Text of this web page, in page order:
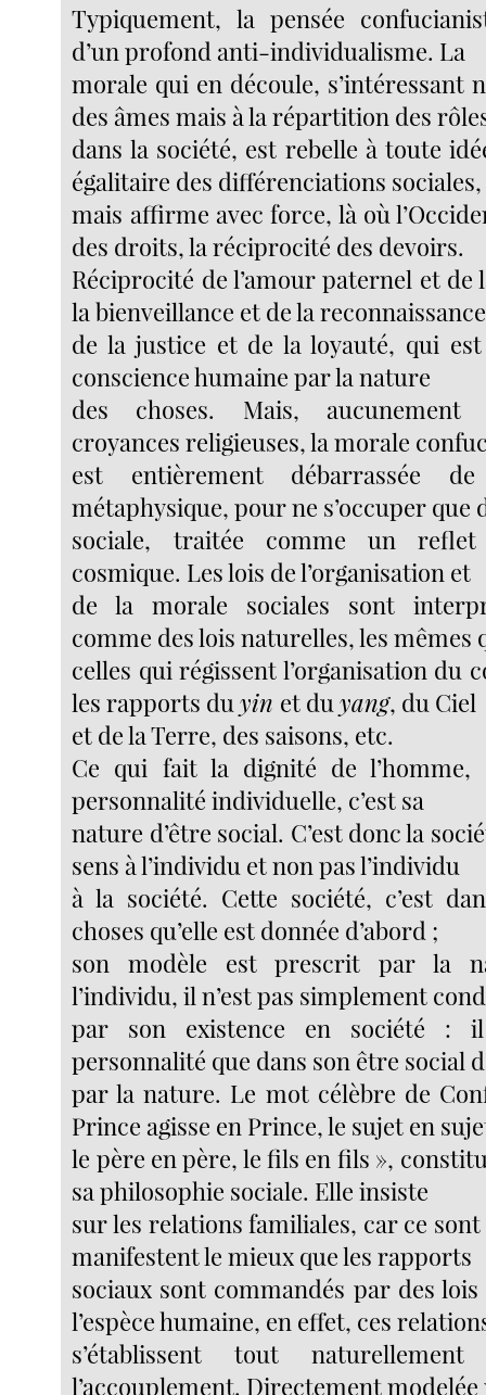
Typiquement, la pensée
d’un profond anti-individualisme. La
morale qui en découle, s’intéressant
des âmes mais à la répartition des
dans la société, est rebelle à toute
égalitaire des différenciations sociales,
mais affirme avec force, là où
des droits, la réciprocité des devoirs.
Réciprocité de l’amour paternel et de
la bienveillance et de la
de la justice et de la loyauté, qui
conscience humaine par la nature
des choses. Mais, aucunement
croyances religieuses, la morale
est entièrement débarrassée
métaphysique, pour ne s’occuper que
sociale, traitée comme un reflet
cosmique. Les lois de l’organisation et
de la morale sociales sont
comme des lois naturelles, les mêmes
celles qui régissent l’organisation du
les rapports duyin et duyang, du Ciel
et de la Terre, des saisons, etc.
Ce qui fait la dignité de l’homme,
personnalité individuelle, c’est sa
nature d’être social. C’est donc la
sens à l’individu et non pas l’individu
à la société. Cette société, c’est
choses qu’elle est donnée d’abord ;
son modèle est prescrit par la
l’individu, il n’est pas simplement
par son existence en société :
personnalité que dans son être social
par la nature. Le mot célèbre de
Prince agisse en Prince, le sujet en
le père en père, le fils en fils »,
sa philosophie sociale. Elle insiste
sur les relations familiales, car ce
manifestent le mieux que les rapports
sociaux sont commandés par des
l’espèce humaine, en effet, ces
s’établissent tout
l’accouplement. Directement modelée